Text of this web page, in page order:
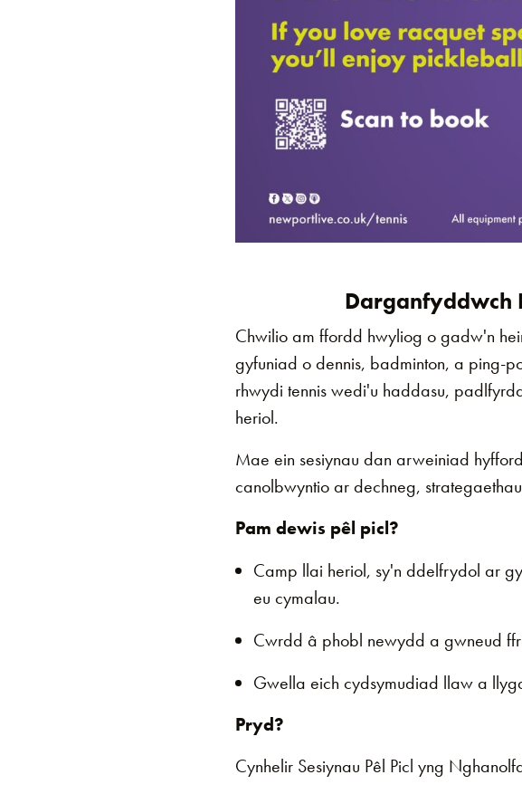
Darganfyddwch
Chwilio am ffordd hwyliog o gadw'n
gyfuniad o dennis, badminton, a ping-
rhwydi tennis wedi'u haddasu,
heriol.
Mae ein sesiynau dan arweiniad
canolbwyntio ar dechneg,
Pam dewis pêl picl?
Camp llai heriol, sy'n ddelfrydol ar
eu cymalau.
Cwrdd â phobl newydd a gwneud
Gwella eich cydsymudiad llaw a
Pryd?
Cynhelir Sesiynau Pêl Picl yng